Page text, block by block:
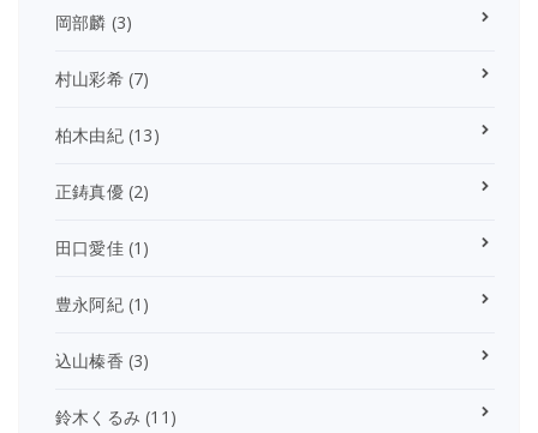
岡部麟 (3)
村山彩希(7)
柏木由紀(13)
正鋳真優(2)
田口愛佳(1)
豊永阿紀(1)
込山榛香 (3)
鈴木くるみ (11)